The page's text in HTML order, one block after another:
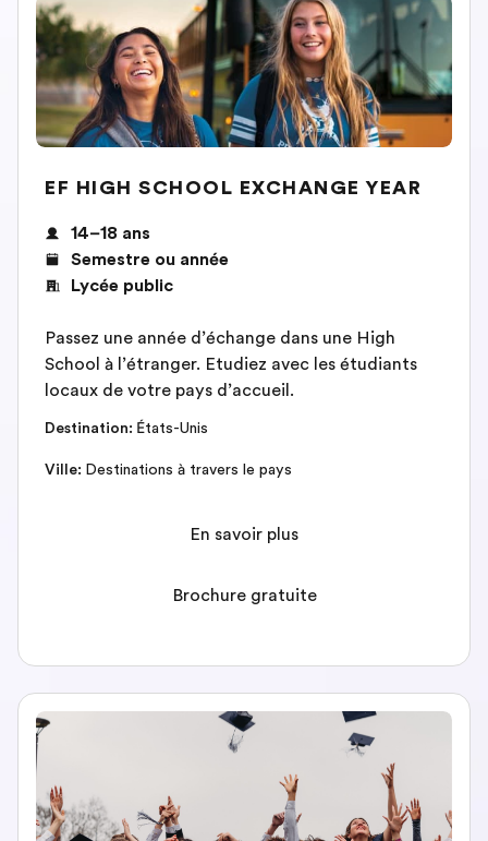
EF HIGH SCHOOL EXCHANGE YEAR
14–18 ans
Semestre ou année
Lycée public
Passez une année d’échange dans une High
School à l’étranger. Etudiez avec les étudiants
locaux de votre pays d’accueil.
Destination: États-Unis
Ville: Destinations à travers le pays
En savoir plus
Brochure gratuite